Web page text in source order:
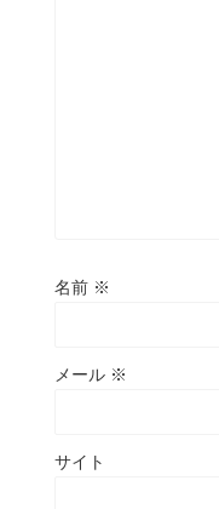
名前 ※
メール ※
サイト